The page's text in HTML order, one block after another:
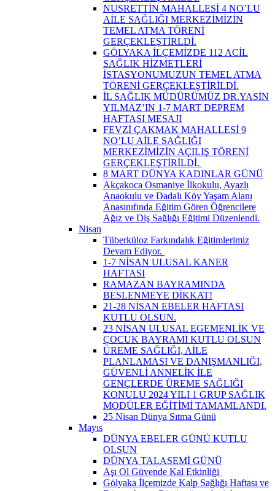
NUSRETTİN MAHALLESİ 4 NO’LU
AİLE SAĞLIĞI MERKEZİMİZİN
TEMEL ATMA TÖRENİ
GERÇEKLEŞTİRLDİ.
GÖLYAKA İLÇEMİZDE 112 ACİL
SAĞLIK HİZMETLERİ
İSTASYONUMUZUN TEMEL ATMA
TÖRENİ GERÇEKLEŞTİRİLDİ.
İL SAĞLIK MÜDÜRÜMÜZ DR.YASİN
YILMAZ’IN 1-7 MART DEPREM
HAFTASI MESAJI
FEVZİ ÇAKMAK MAHALLESİ 9
NO’LU AİLE SAĞLIĞI
MERKEZİMİZİN AÇILIŞ TÖRENİ
GERÇEKLEŞTİRİLDİ. ​
8 MART DÜNYA KADINLAR GÜNÜ
Akçakoca Osmaniye İlkokulu, Ayazlı
Anaokulu ve Dadalı Köy Yaşam Alanı
Anasınıfında Eğitim Gören Öğrencilere
Ağız ve Diş Sağlığı Eğitimi Düzenlendi.
Nisan
Tüberküloz Farkındalık Eğitimlerimiz
Devam Ediyor. ​
1-7 NİSAN ULUSAL KANER
HAFTASI
RAMAZAN BAYRAMINDA
BESLENMEYE DİKKAT!
21-28 NİSAN EBELER HAFTASI
KUTLU OLSUN.
23 NİSAN ULUSAL EGEMENLİK VE
ÇOCUK BAYRAMI KUTLU OLSUN
ÜREME SAĞLIĞI, AİLE
PLANLAMASI VE DANIŞMANLIĞI,
GÜVENLİ ANNELİK İLE
GENÇLERDE ÜREME SAĞLIĞI
KONULU 2024 YILI 1 GRUP SAĞLIK
MODÜLER EĞİTİMİ TAMAMLANDI.
25 Nisan Dünya Sıtma Günü
Mayıs
DÜNYA EBELER GÜNÜ KUTLU
OLSUN
DÜNYA TALASEMİ GÜNÜ
Aşı Ol Güvende Kal Etkinliği ​
Gölyaka İlçemizde Kalp Sağlığı Haftası ve